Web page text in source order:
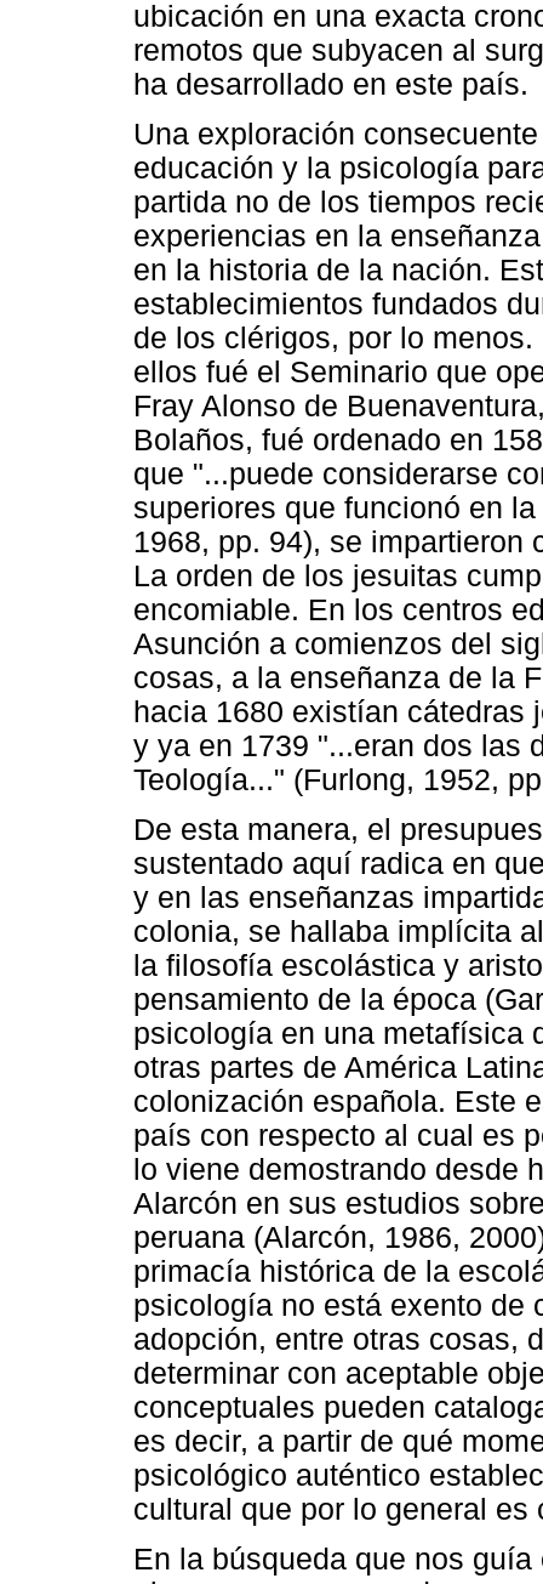
ubicación en una exacta
remotos que subyacen al
ha desarrollado en este país.
Una exploración
educación y la psicología
partida no de los tiempos
experiencias en la
en la historia de la nación.
establecimientos fundados
de los clérigos, por lo
ellos fué el Seminario que
Fray Alonso de
Bolaños, fué ordenado en
que "...puede considerarse
superiores que funcionó en
1968, pp. 94), se
La orden de los jesuitas
encomiable. En los centros
Asunción a comienzos del
cosas, a la enseñanza de la
hacia 1680 existían cátedras
y ya en 1739 "...eran dos las
Teología..." (Furlong, 1952,
De esta manera, el
sustentado aquí radica en
y en las enseñanzas
colonia, se hallaba implícita
la filosofía escolástica y
pensamiento de la época
psicología en una metafísica
otras partes de América
colonización española. Este
país con respecto al cual es
lo viene demostrando desde
Alarcón en sus estudios
peruana (Alarcón, 1986,
primacía histórica de la
psicología no está exento de
adopción, entre otras cosas,
determinar con aceptable
conceptuales pueden
es decir, a partir de qué
psicológico auténtico
cultural que por lo general es
En la búsqueda que nos